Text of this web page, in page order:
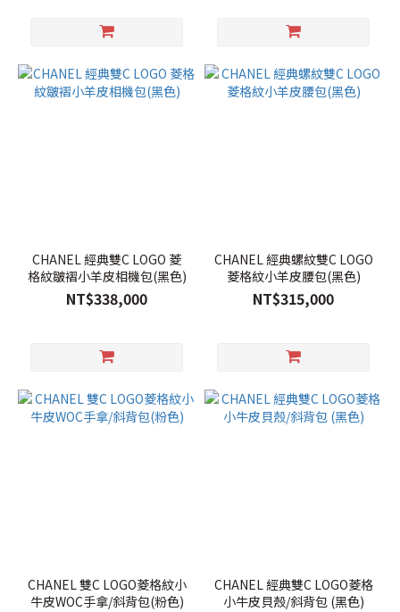
CHANEL 經典雙C LOGO 菱
格紋皺褶小羊皮相機包(黑色)
NT$338,000
CHANEL 經典螺紋雙C LOGO
菱格紋小羊皮腰包(黑色)
NT$315,000
CHANEL 雙C LOGO菱格紋小
牛皮WOC手拿/斜背包(粉色)
CHANEL 經典雙C LOGO菱格
小牛皮貝殼/斜背包 (黑色)